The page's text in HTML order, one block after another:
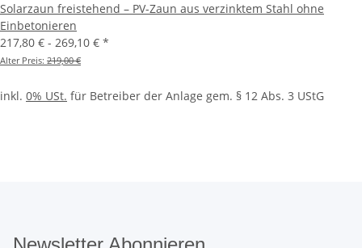
Solarzaun freistehend – PV-Zaun aus verzinktem Stahl ohne
Einbetonieren
217,80 € - 269,10 € *
Alter Preis: 219,00 €
inkl. 0% USt. für Betreiber der Anlage gem. § 12 Abs. 3 UStG